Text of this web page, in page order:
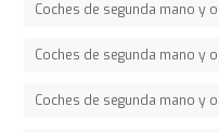
Coches de segunda mano y
Coches de segunda mano y
Coches de segunda mano y